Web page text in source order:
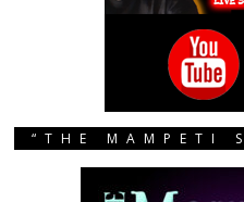
“THE MAMPETI